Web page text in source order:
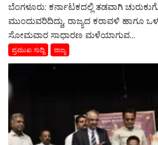
ಬೆಂಗಳೂರು: ಕರ್ನಾಟಕದಲ್ಲಿ ತಡವಾಗಿ
ಮುಂದುವರಿದಿದ್ದು, ರಾಜ್ಯದ ಕರಾವಳಿ ಹಾಗೂ
ಸೋಮವಾರ ಸಾಧಾರಣ ಮಳೆಯಾಗುವ...
ಪ್ರಮುಖ ಸುದ್ದಿ ರಾಜ್ಯ